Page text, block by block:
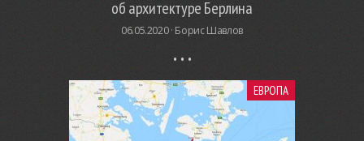
об архитектуре Берлина
06.05.2020 · Борис Шавлов
ЕВРОПА